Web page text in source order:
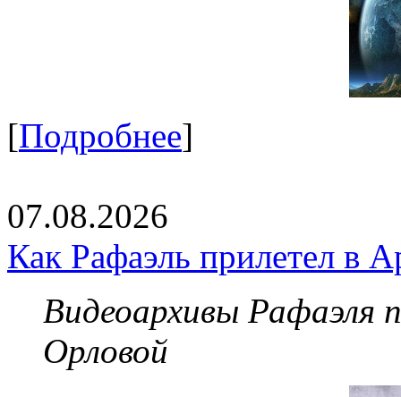
[Подробнее]
07.08.2026
Как Рафаэль прилетел в
Видеоархивы Рафаэля
Орловой